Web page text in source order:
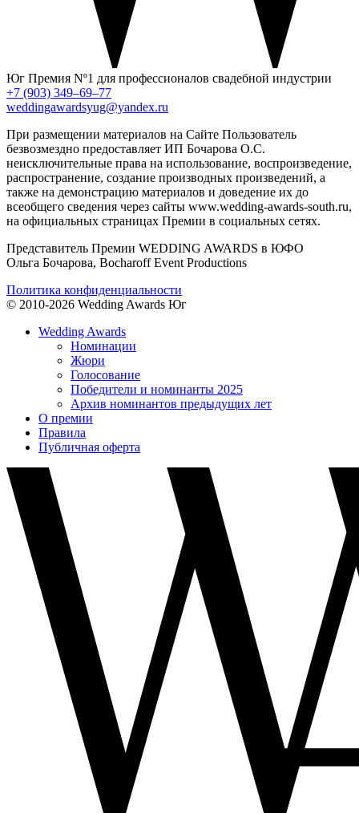
Юг Премия Nº1 для профессионалов свадебной индустрии
+7 (903) 349–69–77
weddingawardsyug@yandex.ru
При размещении материалов на Сайте Пользователь
безвозмездно предоставляет ИП Бочарова О.С.
неисключительные права на использование, воспроизведение,
распространение, создание производных произведений, а
также на демонстрацию материалов и доведение их до
всеобщего сведения через сайты www.wedding-awards-south.ru,
на официальных страницах Премии в социальных сетях.
Представитель Премии WEDDING AWARDS в ЮФО
Ольга Бочарова, Bocharoff Event Productions
Политика конфиденциальности
© 2010-2026 Wedding Awards Юг
Wedding Awards
Номинации
Жюри
Голосование
Победители и номинанты 2025
Архив номинантов предыдущих лет
О премии
Правила
Публичная оферта